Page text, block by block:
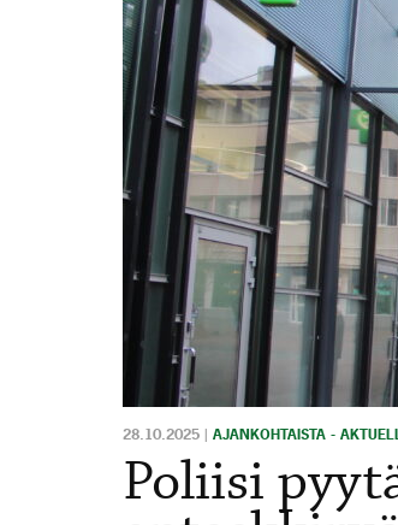
28.10.2025 | AJANKOHTAISTA -
Poliisi